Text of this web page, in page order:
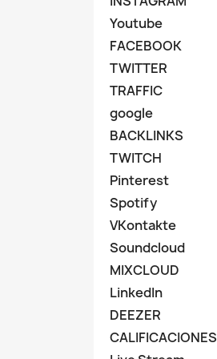
Youtube
FACEBOOK
TWITTER
TRAFFIC
google
BACKLINKS
TWITCH
Pinterest
Spotify
VKontakte
Soundcloud
MIXCLOUD
LinkedIn
DEEZER
CALIFICACIONES